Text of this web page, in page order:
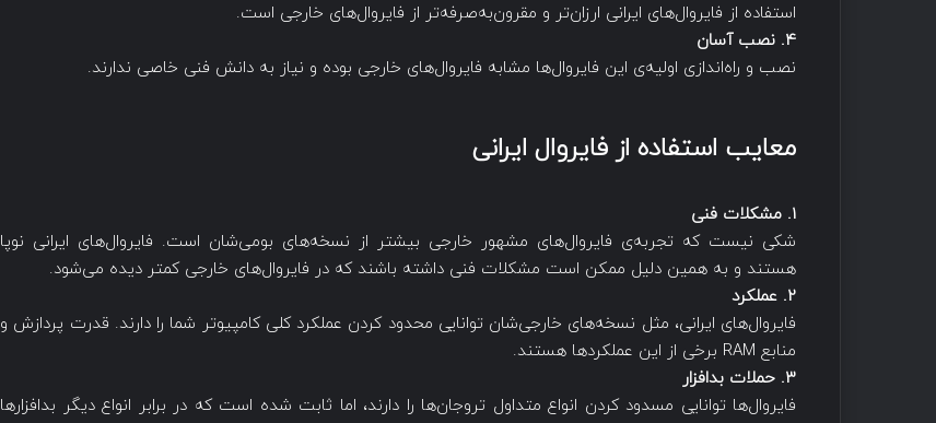
استفاده از فایروال‌های ایرانی ارزان‌تر و مقرون‌به‌صرفه‌تر از فایروال‌های خارجی است.
4. نصب آسان
نصب و راه‌اندازی اولیه‌ی این فایروال‌ها مشابه فایروال‌های خارجی بوده و نیاز به دانش فنی خاصی ندارند.
معایب استفاده از فایروال ایرانی
1. مشکلات فنی
شکی نیست که تجربه‌ی فایروال‌های مشهور خارجی بیشتر از نسخه‌های بومی‌شان است. فایروال‌های ایرانی نوپا
هستند و به همین دلیل ممکن است مشکلات فنی داشته باشند که در فایروال‌های خارجی کمتر دیده می‌شود.
2. عملکرد
فایروال‌های ایرانی، مثل نسخه‌های خارجی‌شان توانایی محدود کردن عملکرد کلی کامپیوتر شما را دارند. قدرت پردازش و
منابع RAM برخی از این عملکردها هستند.
3. حملات بدافزار
فایروال‌ها توانایی مسدود کردن انواع متداول تروجان‌ها را دارند، اما ثابت شده است که در برابر انواع دیگر بدافزارها